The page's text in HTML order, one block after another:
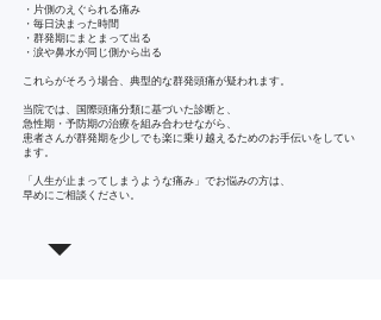
・片側のえぐられる痛み
・毎日決まった時間
・群発期にまとまって出る
・涙や鼻水が同じ側から出る
これらがそろう場合、典型的な群発頭痛が疑われます。
当院では、国際頭痛分類に基づいた診断と、
急性期・予防期の治療を組み合わせながら、
患者さんが群発期を少しでも楽に乗り越えるためのお手伝いをしてい
ます。
「人生が止まってしまうような痛み」でお悩みの方は、
早めにご相談ください。